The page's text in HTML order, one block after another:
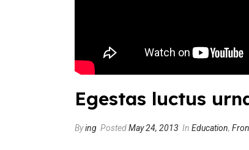
Egestas luctus
Bying PostedMay 24, 2013 In Education,